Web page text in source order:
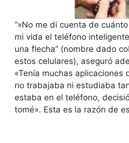
“»No me di cuenta de
mi vida el teléfono
una flecha” (nombre dado
estos celulares), aseguró
«Tenía muchas aplicaciones
no trabajaba ni estudiaba
estaba en el teléfono,
tomé». Esta es la razón de